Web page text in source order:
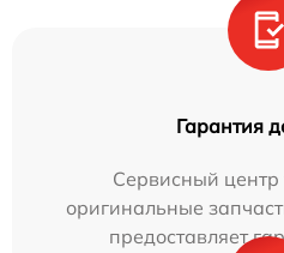
Гарантия
Сервисный центр
оригинальные
предоставляет